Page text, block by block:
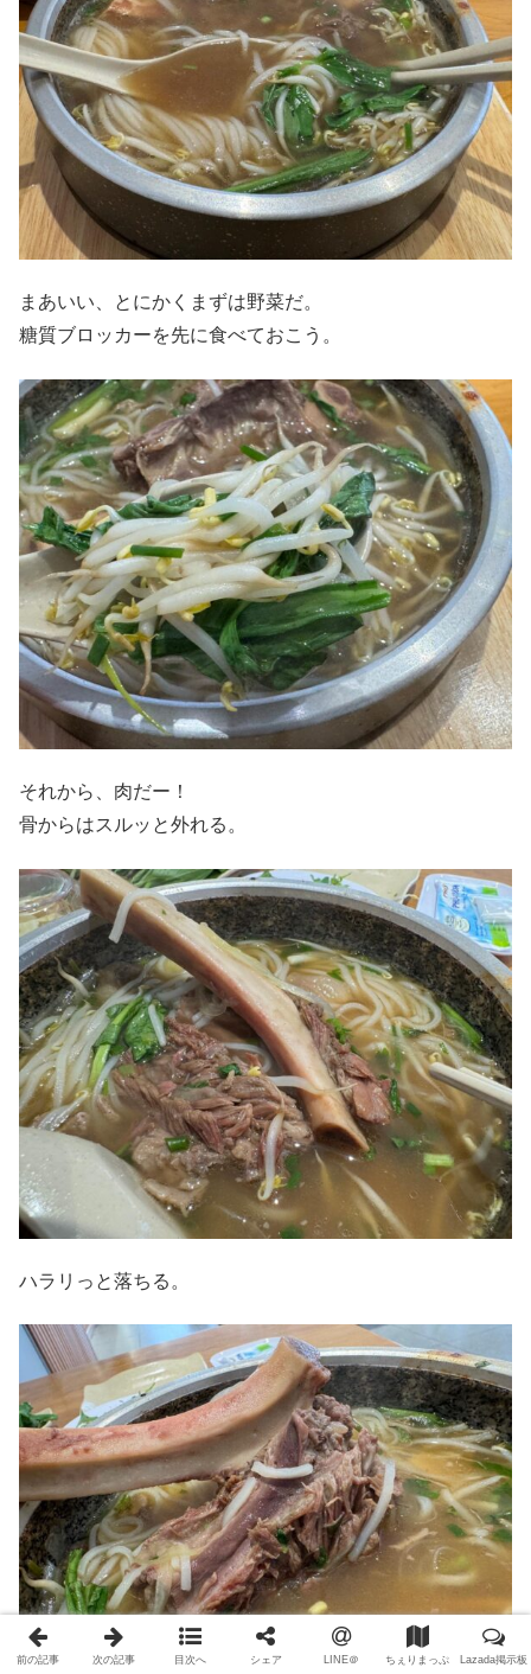
まあいい、とにかくまずは野菜だ。
糖質ブロッカーを先に食べておこう。
それから、肉だー！
骨からはスルッと外れる。
ハラリっと落ちる。
前の記事 次の記事 目次へ シェア LINE＠ ちぇりまっぷ Lazada掲示板